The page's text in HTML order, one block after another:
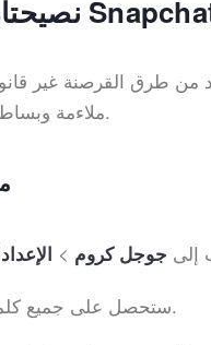
من طرق القرصنة غير
ملاءمة وبساطة للحصول على المعلومات التي تحتاجها.
إلى جوجل كروم >
ستحصل على جميع كلمات المرور المحفوظة في المتصفح.